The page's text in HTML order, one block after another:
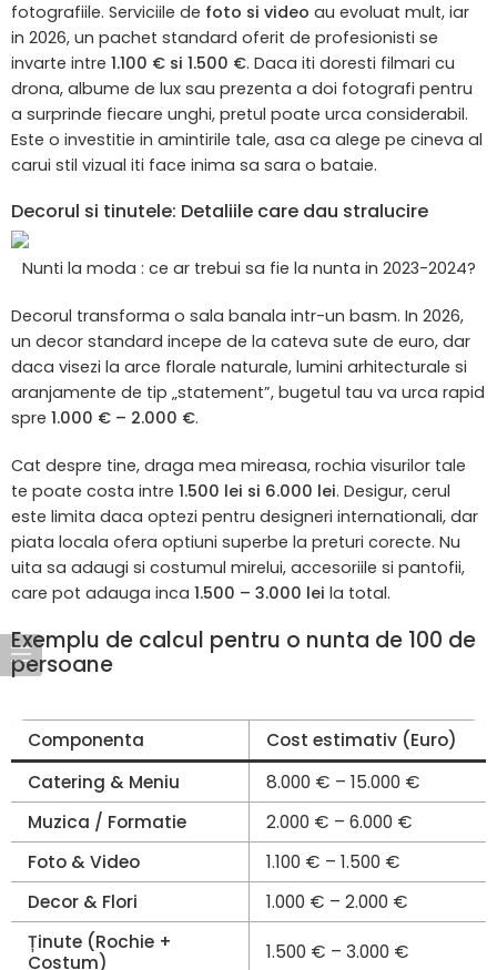
fotografiile. Serviciile de foto si video au evoluat mult, iar
in 2026, un pachet standard oferit de profesionisti se
invarte intre 1.100 € si 1.500 €. Daca iti doresti filmari cu
drona, albume de lux sau prezenta a doi fotografi pentru
a surprinde fiecare unghi, pretul poate urca considerabil.
Este o investitie in amintirile tale, asa ca alege pe cineva al
carui stil vizual iti face inima sa sara o bataie.
Decorul si tinutele: Detaliile care dau stralucire
Nunti la moda : ce ar trebui sa fie la nunta in 2023-2024?
Decorul transforma o sala banala intr-un basm. In 2026,
un decor standard incepe de la cateva sute de euro, dar
daca visezi la arce florale naturale, lumini arhitecturale si
aranjamente de tip „statement”, bugetul tau va urca rapid
spre 1.000 € – 2.000 €.
Cat despre tine, draga mea mireasa, rochia visurilor tale
te poate costa intre 1.500 lei si 6.000 lei. Desigur, cerul
este limita daca optezi pentru designeri internationali, dar
piata locala ofera optiuni superbe la preturi corecte. Nu
uita sa adaugi si costumul mirelui, accesoriile si pantofii,
care pot adauga inca 1.500 – 3.000 lei la total.
Exemplu de calcul pentru o nunta de 100 de
persoane
Componenta
Cost estimativ (Euro)
Catering & Meniu
8.000 € – 15.000 €
Muzica / Formatie
2.000 € – 6.000 €
Foto & Video
1.100 € – 1.500 €
Decor & Flori
1.000 € – 2.000 €
Ținute (Rochie +
Costum)
1.500 € – 3.000 €